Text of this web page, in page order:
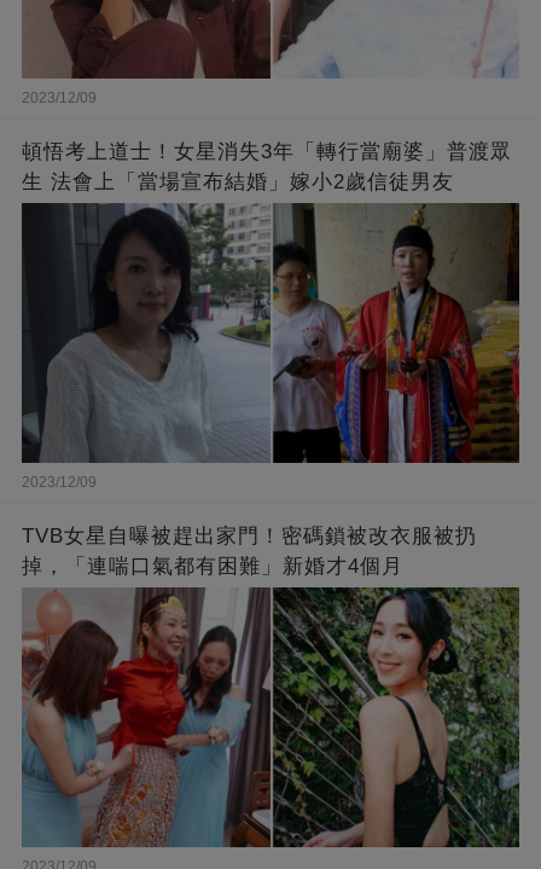
2023/12/09
頓悟考上道士！女星消失3年「轉行當廟婆」普渡眾
生 法會上「當場宣布結婚」嫁小2歲信徒男友
2023/12/09
TVB女星自曝被趕出家門！密碼鎖被改衣服被扔
掉，「連喘口氣都有困難」新婚才4個月